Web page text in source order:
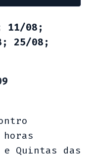
11/08;
25/08;
Quintas das